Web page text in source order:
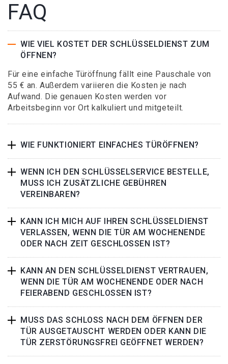
FAQ
WIE VIEL KOSTET DER SCHLÜSSELDIENST ZUM
ÖFFNEN?
Für eine einfache Türöffnung fällt eine Pauschale von
55 € an. Außerdem variieren die Kosten je nach
Aufwand. Die genauen Kosten werden vor
Arbeitsbeginn vor Ort kalkuliert und mitgeteilt.
WIE FUNKTIONIERT EINFACHES TÜRÖFFNEN?
WENN ICH DEN SCHLÜSSELSERVICE BESTELLE,
MUSS ICH ZUSÄTZLICHE GEBÜHREN
VEREINBAREN?
KANN ICH MICH AUF IHREN SCHLÜSSELDIENST
VERLASSEN, WENN DIE TÜR AM WOCHENENDE
ODER NACH ZEIT GESCHLOSSEN IST?
KANN AN DEN SCHLÜSSELDIENST VERTRAUEN,
WENN DIE TÜR AM WOCHENENDE ODER NACH
FEIERABEND GESCHLOSSEN IST?
MUSS DAS SCHLOSS NACH DEM ÖFFNEN DER
TÜR AUSGETAUSCHT WERDEN ODER KANN DIE
TÜR ZERSTÖRUNGSFREI GEÖFFNET WERDEN?